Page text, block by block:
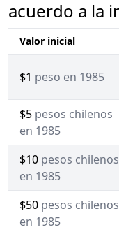
acuerdo a la
Valor inicial
$1 peso en 1985
$5 pesos chilenos
en 1985
$10 pesos chilenos
en 1985
$50 pesos chilenos
en 1985